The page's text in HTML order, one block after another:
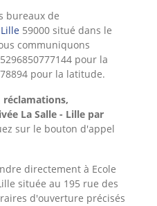
bureaux de
Lille 59000 situé dans le
communiquons
pour la
pour la latitude.
réclamations,
La Salle - Lille par
sur le bouton d'appel
directement à Ecole
située au 195 rue des
d'ouverture précisés